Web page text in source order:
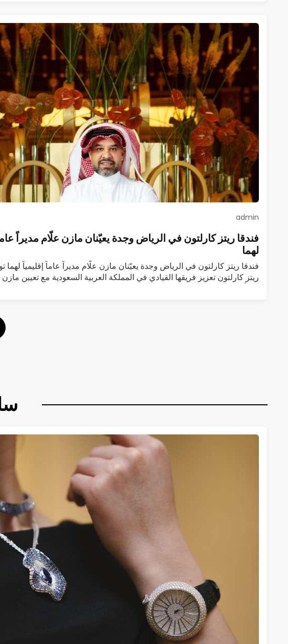
admin
فندقا ريتز كارلتون في الرياض وجدة يعيّنان مازن علّام مديراً
لهما
فندقا ريتز كارلتون في الرياض وجدة يعيّنان مازن علّام مديراً عاماً إقليمياً لهما
ريتز كارلتون تعزيز فريقها القيادي في المملكة العربية السعودية مع تعيين